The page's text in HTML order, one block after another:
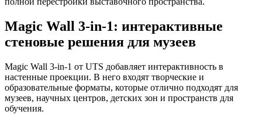
Magic Wall 3-in-1: интерактивные
стеновые решения для музеев
Magic Wall 3-in-1 от UTS добавляет интерактивность в
настенные проекции. В него входят творческие и
образовательные форматы, которые отлично подходят для
музеев, научных центров, детских зон и пространств для
обучения.